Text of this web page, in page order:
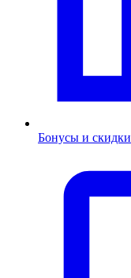
Бонусы и скидки